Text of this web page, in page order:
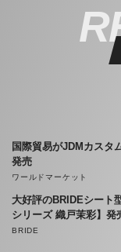
国際貿易がJDMカスタ
発売
ワールドマーケット
大好評のBRIDEシート
シリーズ 織戸茉彩】発
BRIDE